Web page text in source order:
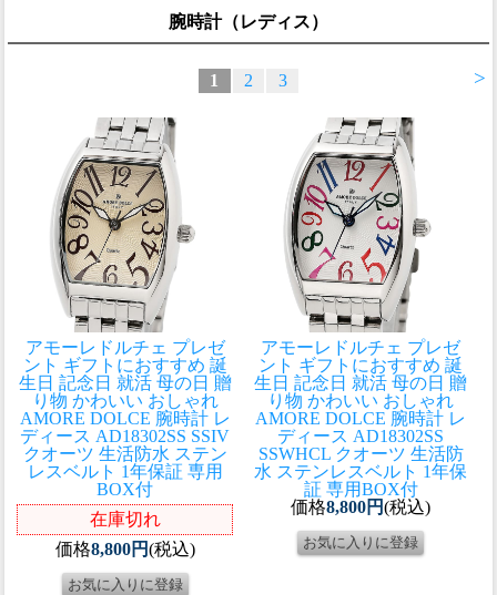
腕時計（レディス）
>
1 2 3
アモーレドルチェ プレゼ
ント ギフトにおすすめ 誕
生日 記念日 就活 母の日 贈
り物 かわいい おしゃれ
AMORE DOLCE 腕時計 レ
ディース AD18302SS SSIV
クオーツ 生活防水 ステン
レスベルト 1年保証 専用
BOX付
在庫切れ
価格8,800円(税込)
アモーレドルチェ プレゼ
ント ギフトにおすすめ 誕
生日 記念日 就活 母の日 贈
り物 かわいい おしゃれ
AMORE DOLCE 腕時計 レ
ディース AD18302SS
SSWHCL クオーツ 生活防
水 ステンレスベルト 1年保
証 専用BOX付
価格8,800円(税込)